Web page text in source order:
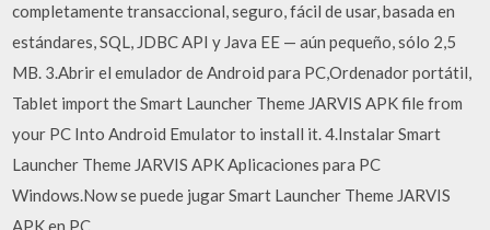
completamente transaccional, seguro, fácil de usar, basada en
estándares, SQL, JDBC API y Java EE — aún pequeño, sólo 2,5
MB. 3.Abrir el emulador de Android para PC,Ordenador portátil,
Tablet import the Smart Launcher Theme JARVIS APK file from
your PC Into Android Emulator to install it. 4.Instalar Smart
Launcher Theme JARVIS APK Aplicaciones para PC
Windows.Now se puede jugar Smart Launcher Theme JARVIS
APK en PC.